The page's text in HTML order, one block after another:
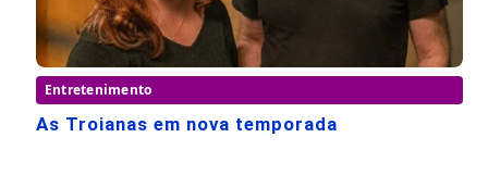
Entretenimento
As Troianas em nova temporada